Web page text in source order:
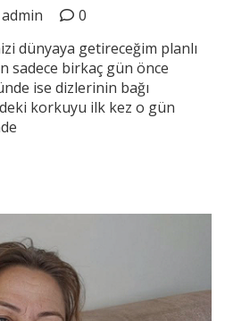
admin
0
dünyaya getireceğim planlı
sadece birkaç gün önce
ise dizlerinin bağı
korkuyu ilk kez o gün